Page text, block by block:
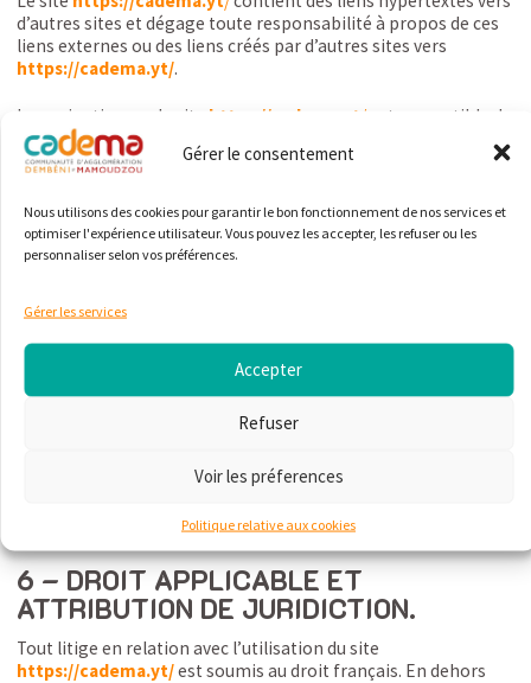
Gérer le consentement
Nous utilisons des cookies pour garantir le bon fonctionnement de nos services et
optimiser l'expérience utilisateur. Vous pouvez les accepter, les refuser ou les
personnaliser selon vos préférences.
Gérer les services
Accepter
Refuser
Voir les préferences
Politique relative aux cookies
d’autres sites et dégage toute responsabilité à propos de ces
liens externes ou des liens créés par d’autres sites vers
https://cadema.yt/.
La navigation sur le site https://cadema.yt / est susceptible de
provoquer l’installation de cookie(s) sur l’ordinateur de
l’utilisateur.
Un « cookie » est un fichier de petite taille qui enregistre des
informations relatives à la navigation d’un utilisateur sur un
site. Les données ainsi obtenues permettent d’obtenir des
Vous avez la possibilité
en modifiant les paramètres de votre navigateur. Aucun cookie
ne sera déposé sans votre consentement.
Les cookies sont enregistrés pour une durée maximale de 12
Pour plus d’informations sur la façon dont nous faisons usage
6 – DROIT APPLICABLE ET
ATTRIBUTION DE JURIDICTION.
Tout litige en relation avec l’utilisation du site
https://cadema.yt/est soumis au droit français. En dehors